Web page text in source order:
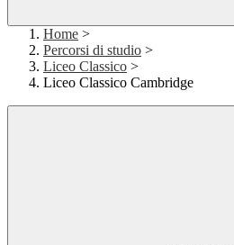
Home >
Percorsi di studio >
Liceo Classico >
Liceo Classico Cambridge